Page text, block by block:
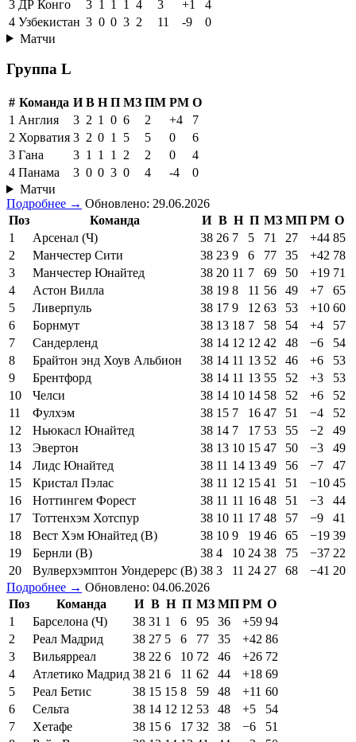
3 ДР Конго 3 1 1 1 4 3 +1
4
4 Узбекистан 3 0 0 3 2 11 -9
0
Матчи
Группа L
# Команда И В Н П МЗ ПМ РМ О
1 Англия 3 2 1 0 6 2 +4
7
2 Хорватия 3 2 0 1 5 5 0
6
3 Гана 3 1 1 1 2 2 0
4
4 Панама 3 0 0 3 0 4 -4
0
Матчи
Подробнее → Обновлено: 29.06.2026
Поз
Команда И В Н П МЗ МП РМ О
1
Арсенал (Ч) 38 26 7 5 71 27 +44 85
2
Манчестер Сити 38 23 9 6 77 35 +42 78
3
Манчестер Юнайтед 38 20 11 7 69 50 +19 71
4
Астон Вилла 38 19 8 11 56 49 +7
65
5
Ливерпуль 38 17 9 12 63 53 +10 60
6
Борнмут 38 13 18 7 58 54 +4
57
7
Сандерленд 38 14 12 12 42 48 −6
54
8
Брайтон энд Хоув Альбион 38 14 11 13 52 46 +6
53
9
Брентфорд 38 14 11 13 55 52 +3
53
10
Челси 38 14 10 14 58 52 +6
52
11
Фулхэм 38 15 7 16 47 51 −4
52
12
Ньюкасл Юнайтед 38 14 7 17 53 55 −2
49
13
Эвертон 38 13 10 15 47 50 −3
49
14
Лидс Юнайтед 38 11 14 13 49 56 −7
47
15
Кристал Пэлас 38 11 12 15 41 51 −10 45
16
Ноттингем Форест 38 11 11 16 48 51 −3
44
17
Тоттенхэм Хотспур 38 10 11 17 48 57 −9
41
18
Вест Хэм Юнайтед (В) 38 10 9 19 46 65 −19 39
19
Бернли (В) 38 4 10 24 38 75 −37 22
20
Вулверхэмптон Уондерерс (В) 38 3 11 24 27 68 −41 20
Подробнее → Обновлено: 04.06.2026
Поз
Команда И В Н П МЗ МП РМ О
1
Барселона (Ч) 38 31 1 6 95 36 +59 94
2
Реал Мадрид 38 27 5 6 77 35 +42 86
3
Вильярреал 38 22 6 10 72 46 +26 72
4
Атлетико Мадрид 38 21 6 11 62 44 +18 69
5
Реал Бетис 38 15 15 8 59 48 +11 60
6
Сельта 38 14 12 12 53 48 +5
54
7
Хетафе 38 15 6 17 32 38 −6
51